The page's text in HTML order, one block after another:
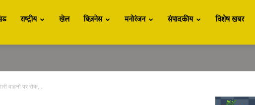
राष्ट्रीय खेल बिज़नेस मनोरंजन संपादकीय विशेष खबर
वाहनों पर रोक,...